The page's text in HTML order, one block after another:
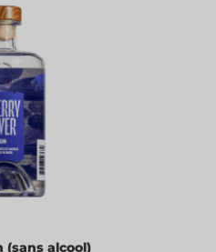
(sans alcool)